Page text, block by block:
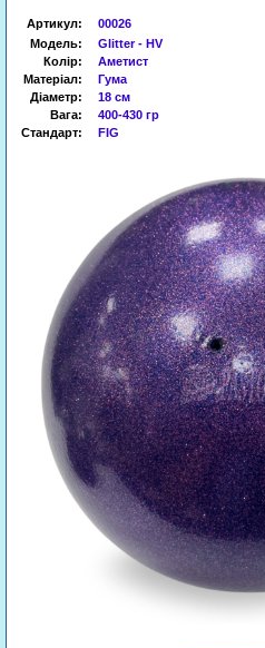
Артикул:
00026
Модель:
Glitter - HV
Колір:
Аметист
Матеріал:
Гума
Діаметр:
18 см
Вага:
400-430 гр
Стандарт:
FIG